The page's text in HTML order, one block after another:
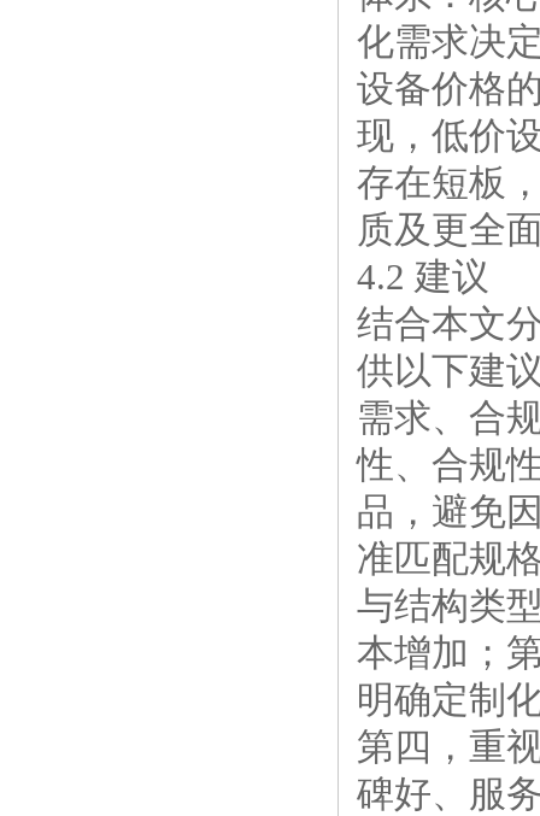
化需求决
设备价格
现，低价
存在短板
质及更全
4.2 建议
结合本文
供以下建
需求、合
性、合规
品，避免
准匹配规
与结构类
本增加；
明确定制
第四，重
碑好、服